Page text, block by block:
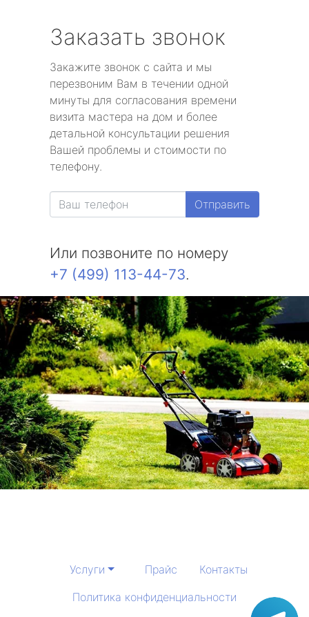
Заказать звонок
Закажите звонок с сайта и мы
перезвоним Вам в течении одной
минуты для согласования времени
визита мастера на дом и более
детальной консультации решения
Вашей проблемы и стоимости по
телефону.
Отправить
Или позвоните по номеру
+7 (499) 113-44-73.
Услуги Прайс
Контакты
Политика конфиденциальности